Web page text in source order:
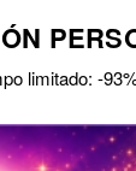
limitado: -